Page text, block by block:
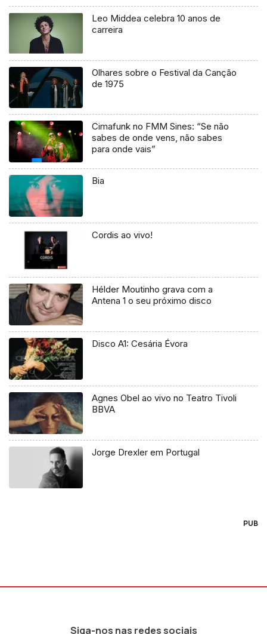
Leo Middea celebra 10 anos de
carreira
Olhares sobre o Festival da Canção
de 1975
Cimafunk no FMM Sines: “Se não
sabes de onde vens, não sabes
para onde vais”
Bia
Cordis ao vivo!
Hélder Moutinho grava com a
Antena 1 o seu próximo disco
Disco A1: Cesária Évora
Agnes Obel ao vivo no Teatro Tivoli
BBVA
Jorge Drexler em Portugal
PUB
Siga-nos nas redes sociais